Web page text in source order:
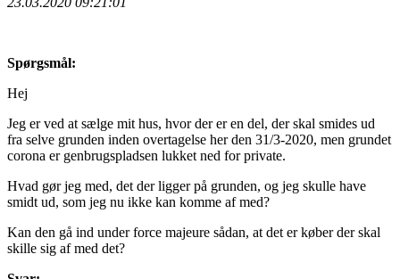
Spørgsmål:
Hej
Jeg er ved at sælge mit hus, hvor der er en del, der skal smides ud
fra selve grunden inden overtagelse her den 31/3-2020, men grundet
corona er genbrugspladsen lukket ned for private.
Hvad gør jeg med, det der ligger på grunden, og jeg skulle have
smidt ud, som jeg nu ikke kan komme af med?
Kan den gå ind under force majeure sådan, at det er køber der skal
skille sig af med det?